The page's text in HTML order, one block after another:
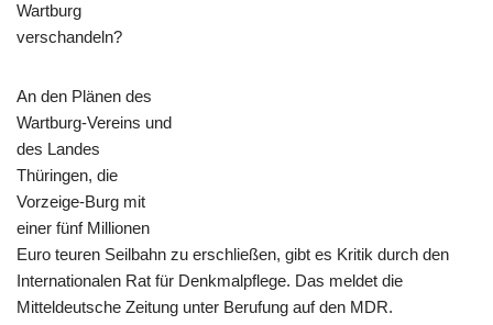
Wartburg
verschandeln?
An den Plänen des
Wartburg-Vereins und
des Landes
Thüringen, die
Vorzeige-Burg mit
einer fünf Millionen
Euro teuren Seilbahn zu erschließen, gibt es Kritik durch den
Internationalen Rat für Denkmalpflege. Das meldet die
Mitteldeutsche Zeitung unter Berufung auf den MDR.